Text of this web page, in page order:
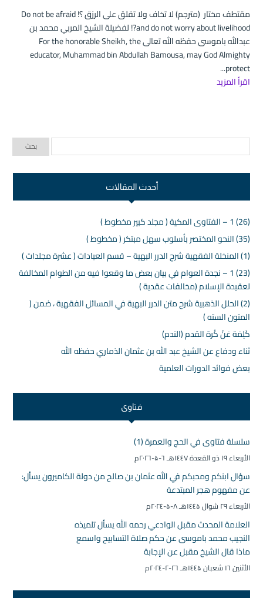
مقتطف مختار (مترجم) لا تخاف ولا تقلق على الرزق ؟! Do not be afraid
and do not worry about livelihood?! لفضيلة الشيخ المربي محمد بن
عبدالله باموسى حفظه الله تعالى For the honorable Sheikh, the
educator, Muhammad bin Abdullah Bamousa, may God Almighty
protect...
اقرأ المزيد
أحدث المقالات
(26) 1 – الفتاوى المكية ( مجلد كبير مخطوط )
(35) النحو المختصر بأسلوب سهل مبتكر ( مخطوط )
(1) المنخلة الفقهية شرح الدرر البهية – قسم العبادات ( عشرة مجلدات )
(23) 1 – نجدة العوام في بيان بعض ما وقعوا فيه من الطوام المخالفة
لعقيدة الإسلام (مخالفات عقدية )
(2) الحلل الذهبية شرح متن الدرر البهية في المسائل الفقهية ، ضمن (
المتون السته )
كَلِمَة عَنْ كُرة القدم (الندم)
ثناء ودفاع عن الشيخ عبد الله بن عثمان الذماري حفظه الله
بعض فوائد الدورات العلمية
فتاوى
سلسلة فتاوى في الحج والعمرة (1)
الأربعاء ۱۹ ذو القعدة ۱٤٤۷هـ ٦-۵-۲۰۲٦م
سؤال ابنكم ومحبكم في الله عثمان بن صالح من دولة الكاميرون يسأل:
عن مفهوم هجر المبتدعة
الأربعاء ۲۹ شوال ۱٤٤۵هـ ۸-۵-۲۰۲٤م
العلامة المحدث مقبل الوادعي رحمه الله يسأل تلميذه
النجيب محمد باموسى عن حكم صلاة التسابيح واسمع
ماذا قال الشيخ مقبل عن الإجابة
الأثنين ۱٦ شعبان ۱٤٤۵هـ ۲٦-۲-۲۰۲٤م